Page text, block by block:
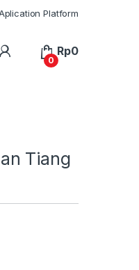
Platform
My Account
0
Rp0
Tiang